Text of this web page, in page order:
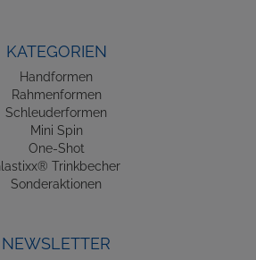
KATEGORIEN
Handformen
Rahmenformen
Schleuderformen
Mini Spin
One-Shot
Trinkbecher
Sonderaktionen
NEWSLETTER